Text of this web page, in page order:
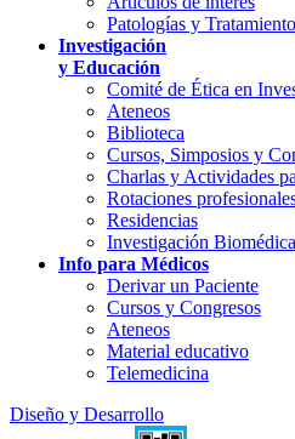
Patologías y
Investigación
y Educación
Comité de Ética en
Ateneos
Biblioteca
Cursos, Simposios y
Charlas y Actividades
Rotaciones
Residencias
Investigación Biomédica
Info para Médicos
Derivar un Paciente
Cursos y Congresos
Ateneos
Material educativo
Telemedicina
Diseño y Desarrollo